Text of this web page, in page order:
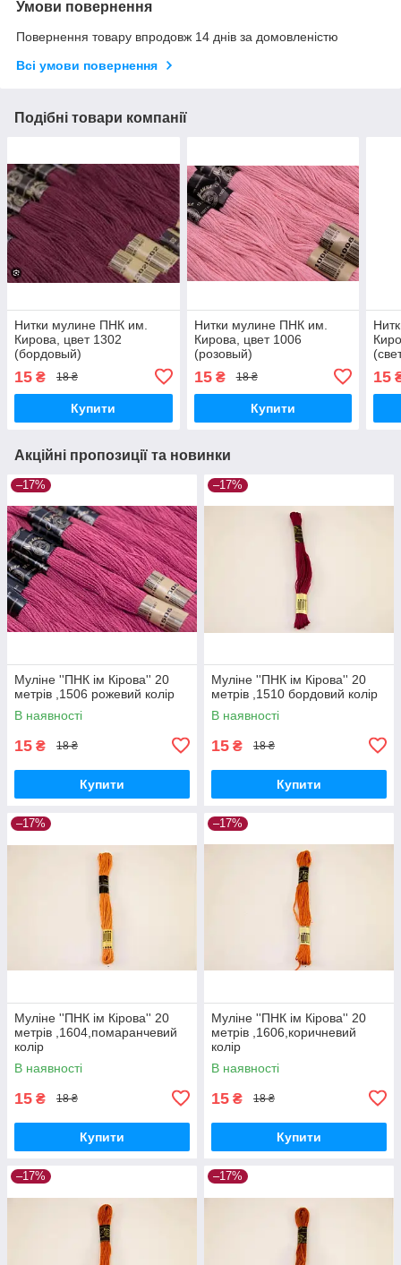
Умови повернення
Повернення товару впродовж 14 днів за домовленістю
Всі умови повернення
Подібні товари компанії
Нитки мулине ПНК им.
Кирова, цвет 1302
(бордовый)
15 ₴ 18 ₴
Купити
Нитки мулине ПНК им.
Кирова, цвет 1006
(розовый)
15₴ 18 ₴
Купити
15
Акційні пропозиції та новинки
–17%
Муліне ''ПНК ім Кірова'' 20
метрів ,1506 рожевий колір
В наявності
15 ₴ 18 ₴
Купити
–17%
Муліне ''ПНК ім Кірова'' 20
метрів ,1510 бордовий колір
В наявності
15 ₴ 18 ₴
Купити
–17%
Муліне ''ПНК ім Кірова'' 20
метрів ,1604,помаранчевий
колір
В наявності
15 ₴ 18 ₴
Купити
–17%
Муліне ''ПНК ім Кірова'' 20
метрів ,1606,коричневий
колір
В наявності
15 ₴ 18 ₴
Купити
–17% –17%